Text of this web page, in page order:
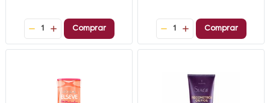
1 Comprar 1 Comprar